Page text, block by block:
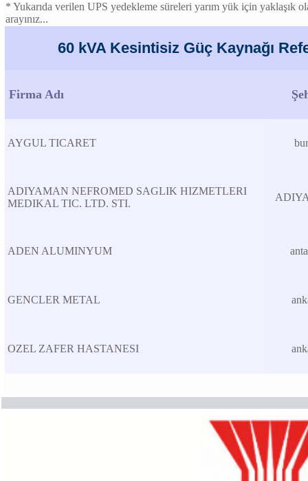
* Yukarıda verilen UPS yedekleme süreleri yarım yük için yaklaşık
arayınız...
60 kVA Kesintisiz Güç Kaynağı
Firma Adı
AYGUL TICARET
ADIYAMAN NEFROMED SAGLIK HIZMETLERI
MEDIKAL TIC. LTD. STI.
ADEN ALUMINYUM
GENCLER METAL
OZEL ZAFER HASTANESI